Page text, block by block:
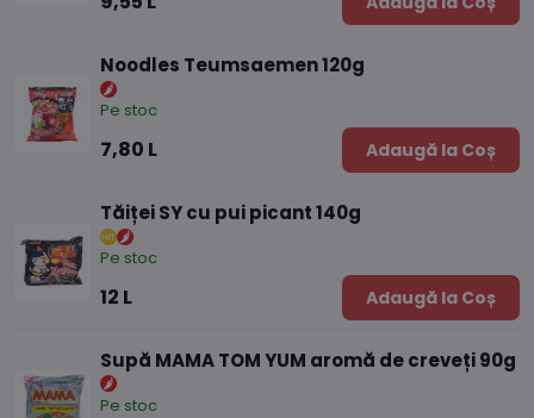
Noodles Teumsaemen 120g
Pe stoc
7,80 L Adaugă la Coș
Tăiței SY cu pui picant 140g
Pe stoc
12 L Adaugă la Coș
Supă MAMA TOM YUM aromă de creveți 90g
Pe stoc